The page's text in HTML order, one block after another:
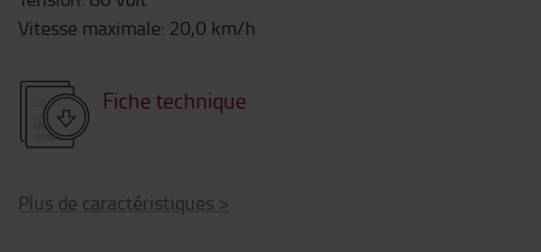
Vitesse maximale: 20,0 km/h
Fiche technique
Plus de caractéristiques >